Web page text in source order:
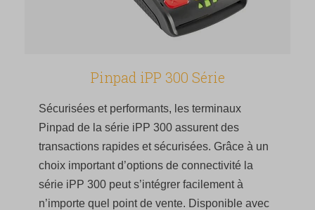
Pinpad iPP 300 Série
Sécurisées et performants, les terminaux
Pinpad de la série iPP 300 assurent des
transactions rapides et sécurisées. Grâce à un
choix important d’options de connectivité la
série iPP 300 peut s’intégrer facilement à
n’importe quel point de vente. Disponible avec